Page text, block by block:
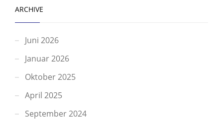
ARCHIVE
Juni 2026
Januar 2026
Oktober 2025
April 2025
September 2024